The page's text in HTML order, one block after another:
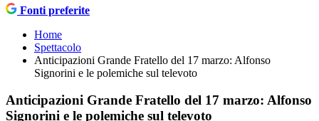
Fonti preferite
Home
Spettacolo
Anticipazioni Grande Fratello del 17 marzo: Alfonso
Signorini e le polemiche sul televoto
Anticipazioni Grande Fratello del 17 marzo: Alfonso
Signorini e le polemiche sul televoto